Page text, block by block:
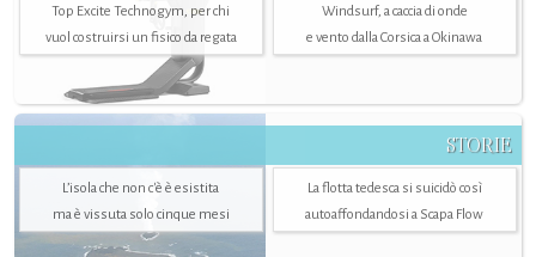
Top Excite Technogym, per chi
vuol costruirsi un fisico da regata
Windsurf, a caccia di onde
e vento dalla Corsica a Okinawa
STORIE
L’isola che non c'è è esistita
ma è vissuta solo cinque mesi
La flotta tedesca si suicidò così
autoaffondandosi a Scapa Flow